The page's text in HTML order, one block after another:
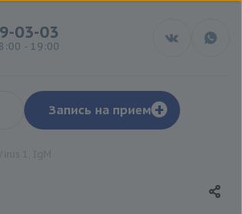
03-03
- 19:00
Запись на прием +